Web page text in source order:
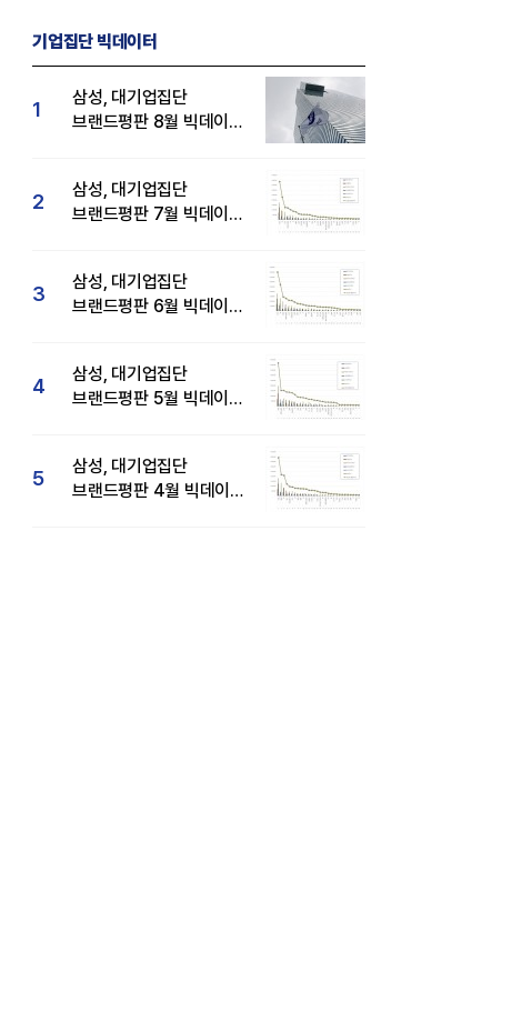
기업집단 빅데이터
1
삼성, 대기업집단
브랜드평판 8월 빅데이터
2
삼성, 대기업집단
브랜드평판 7월 빅데이터
3
삼성, 대기업집단
브랜드평판 6월 빅데이터
4
삼성, 대기업집단
브랜드평판 5월 빅데이터
5
삼성, 대기업집단
브랜드평판 4월 빅데이터